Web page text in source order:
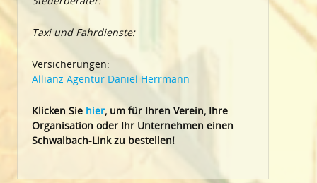
Taxi und Fahrdienste:
Versicherungen:
Allianz Agentur Daniel Herrmann
Klicken Sie hier, um für Ihren Verein, Ihre
Organisation oder Ihr Unternehmen einen
Schwalbach-Link zu bestellen!